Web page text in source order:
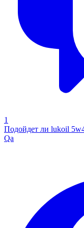
1
Подойдет ли lukoil
Qa